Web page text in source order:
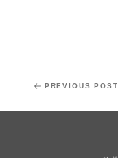
Post
Previous
PREVIOUS POST